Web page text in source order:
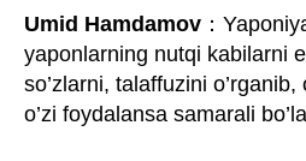
Umid Hamdamov ：
yaponlarning nutqi kabilarni
so’zlarni, talaffuzini o’rganib,
o’zi foydalansa samarali